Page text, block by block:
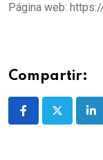
Página web:
Compartir: